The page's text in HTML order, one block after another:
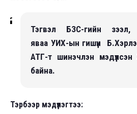
Тэгвэл БЗС-гийн зээл,
яваа УИХ-ын гишүүн
АТГ-т шинэчлэн
байна.
Тэрбээр мэдүүлэгтээ: